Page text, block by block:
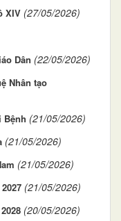
XIV (27/05/2026)
Dân (22/05/2026)
Nhân tạo
Bệnh (21/05/2026)
(21/05/2026)
(21/05/2026)
(21/05/2026)
(20/05/2026)